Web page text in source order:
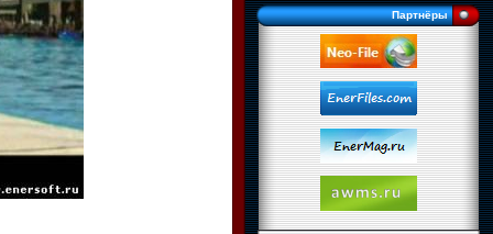
Партнёры